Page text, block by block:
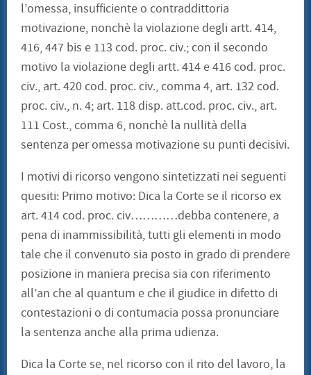
l’omessa, insufficiente o contraddittoria
motivazione, nonchè la violazione degli artt. 414,
416, 447 bis e 113 cod. proc. civ.; con il secondo
motivo la violazione degli artt. 414 e 416 cod. proc.
civ., art. 420 cod. proc. civ., comma 4, art. 132 cod.
proc. civ., n. 4; art. 118 disp. att.cod. proc. civ., art.
111 Cost., comma 6, nonchè la nullità della
sentenza per omessa motivazione su punti decisivi.
I motivi di ricorso vengono sintetizzati nei seguenti
quesiti: Primo motivo: Dica la Corte se il ricorso ex
art. 414 cod. proc. civ…………debba contenere, a
pena di inammissibilità, tutti gli elementi in modo
tale che il convenuto sia posto in grado di prendere
posizione in maniera precisa sia con riferimento
all’an che al quantum e che il giudice in difetto di
contestazioni o di contumacia possa pronunciare
la sentenza anche alla prima udienza.
Dica la Corte se, nel ricorso con il rito del lavoro, la